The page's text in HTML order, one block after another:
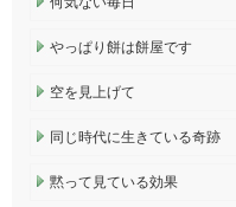
やっぱり餅は餅屋です
空を見上げて
同じ時代に生きている奇跡
黙って見ている効果